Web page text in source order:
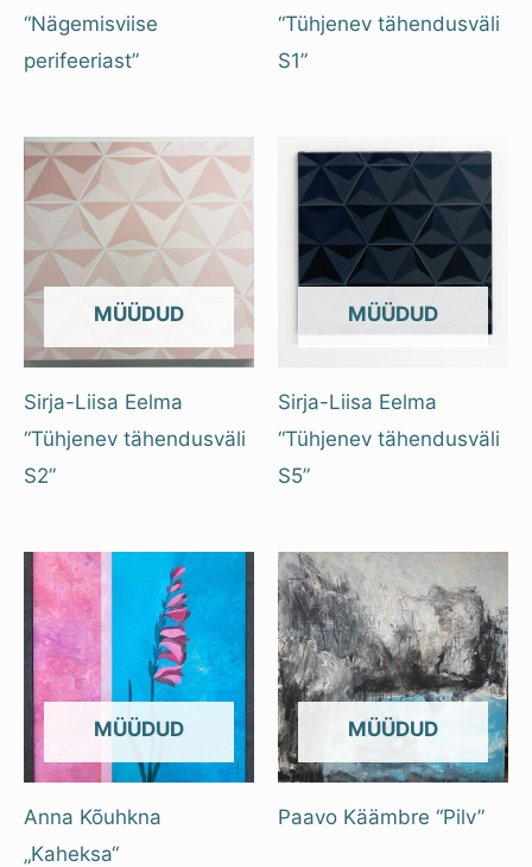
“Nägemisviise
perifeeriast”
“Tühjenev tähendusväli
S1”
OUT OF STOCK
Sirja-Liisa Eelma
“Tühjenev tähendusväli
S2”
OUT OF STOCK
Sirja-Liisa Eelma
“Tühjenev tähendusväli
S5”
OUT OF STOCK
Anna Kõuhkna
„Kaheksa“
OUT OF STOCK
Paavo Käämbre “Pilv”